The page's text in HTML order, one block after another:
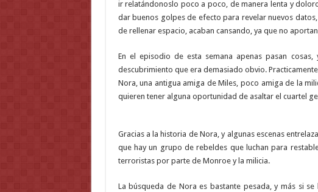
ir relatándonoslo poco a poco, de manera lenta y
dar buenos golpes de efecto para revelar nuevos
de rellenar espacio, acaban cansando, ya que no
En el episodio de esta semana apenas pasan
descubrimiento que era demasiado obvio.
Nora, una antigua amiga de Miles, poco amiga de la
quieren tener alguna oportunidad de asaltar el cuartel
Gracias a la historia de Nora, y algunas escenas
que hay un grupo de rebeldes que luchan para
terroristas por parte de Monroe y la milicia.
La búsqueda de Nora es bastante pesada, y más si